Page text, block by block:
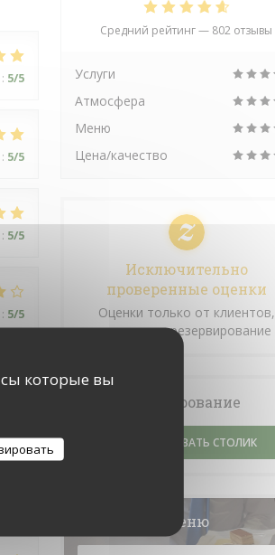
которые вы
: 5/5
: 5/5
: 5/5
: 5/5
: 4/5
Средний рейтинг — 802 отзывы
Услуги
Атмосфера
Меню
Цена/качество
Исключительно
проверенные оценки
Оценки только от клиентов,
сделавших резервирование
Бронирование
ЗАБРОНИРОВАТЬ СТОЛИК
Меню